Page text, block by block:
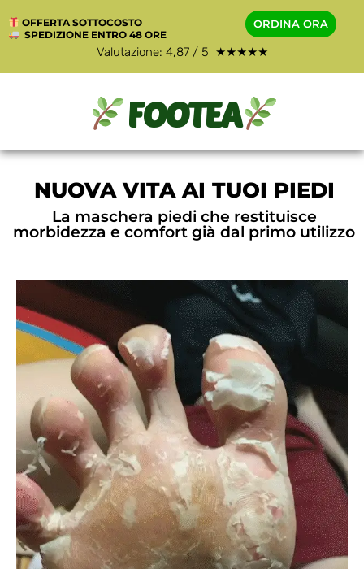
OFFERTA SOTTOCOSTO
SPEDIZIONE ENTRO 48 ORE
ORDINA ORA
Valutazione: 4,87 / 5 ★★★★★
FOOTEA
NUOVA VITA AI TUOI PIEDI
La maschera piedi che restituisce
morbidezza e comfort già dal primo utilizzo